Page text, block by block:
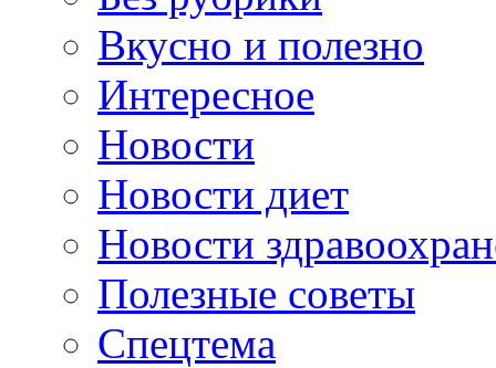
Вкусно и полезно
Интересное
Новости
Новости диет
Новости
Полезные советы
Спецтема